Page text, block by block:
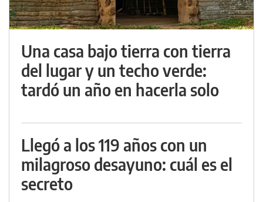
Una casa bajo tierra con tierra
del lugar y un techo verde:
tardó un año en hacerla solo
Llegó a los 119 años con un
milagroso desayuno: cuál es el
secreto